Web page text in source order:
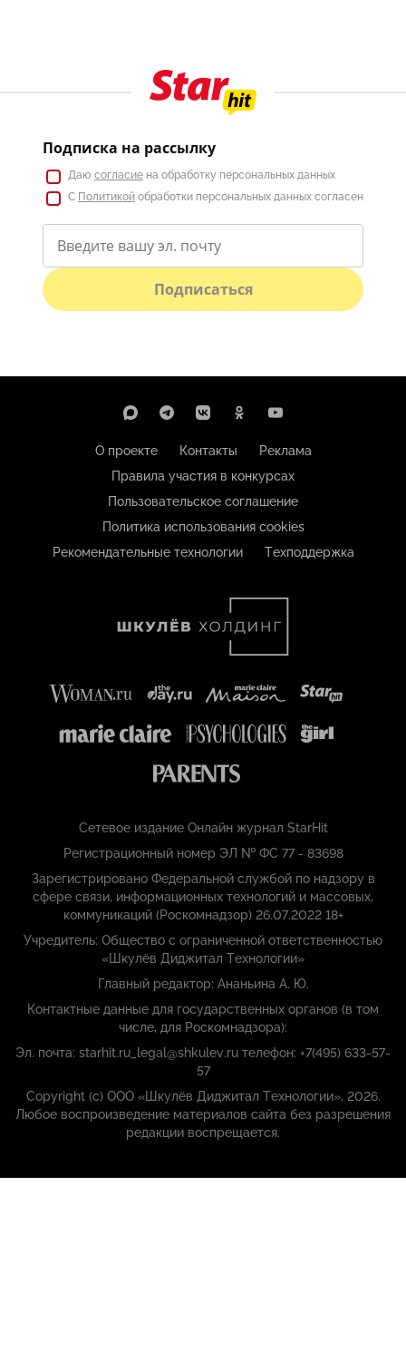
Подписка на рассылку
Даю согласие на обработку персональных данных
С Политикой обработки персональных данных согласен
Подписаться
О проекте Контакты
Реклама
Правила участия в конкурсах
Пользовательское соглашение
Политика использования cookies
Рекомендательные технологии
Техподдержка
Сетевое издание Онлайн журнал StarHit
Регистрационный номер ЭЛ № ФС 77 - 83698
Зарегистрировано Федеральной службой по надзору в
сфере связи, информационных технологий и массовых,
коммуникаций (Роскомнадзор) 26.07.2022 18+
Учредитель: Общество с ограниченной ответственностью
«Шкулёв Диджитал Технологии»
Главный редактор: Ананьина А. Ю.
Контактные данные для государственных органов (в том
числе, для Роскомнадзора):
Эл. почта: starhit.ru_legal@shkulev.ru телефон: +7(495) 633-57-
57
Copyright (с) ООО «Шкулёв Диджитал Технологии», 2026.
Любое воспроизведение материалов сайта без разрешения
редакции воспрещается.